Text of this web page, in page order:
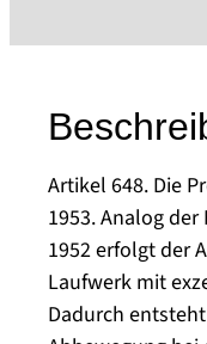
Artikel 648. Die
1953. Analog
1952 erfolgt der
Laufwerk mit
Dadurch